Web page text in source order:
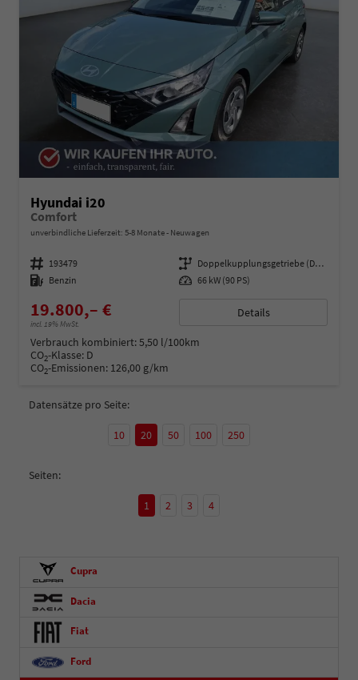
Hyundai i20
Comfort
unverbindliche Lieferzeit: 5-8 Monate Neuwagen
Fahrzeugnummer 193479 Getriebe
Doppelkupplungsgetriebe (DSG)
Kraftstoff Benzin Leistung 66 kW (90 PS)
19.800,– €
incl. 19% MwSt.
Details
Verbrauch kombiniert:5,50 l/100km
CO2-Klasse: D
CO2-Emissionen: 126,00 g/km
Datensätze pro Seite:
10 20 50 100 250
Seiten:
1 2 3 4
Cupra
Dacia
Fiat
Ford